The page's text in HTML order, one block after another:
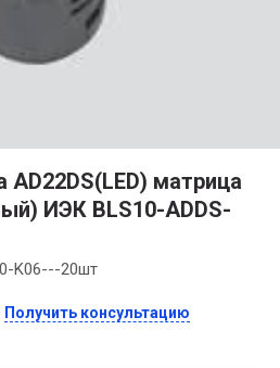
AD22DS(LED) матрица
ИЭК BLS10-ADDS-
K06---20шт
Получить консультацию